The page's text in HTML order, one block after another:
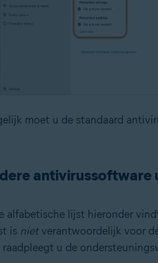
moet u de standaard
antivirussoftware
alfabetische lijst hieronder
is nietverantwoordelijk voor
raadpleegt u de